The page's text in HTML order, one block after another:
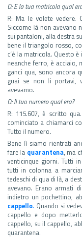
D: E la tua matricola qual
R: Ma le volete vedere.
Siccome là non avevano
sui pantaloni, alla destra
bene il triangolo rosso,
c’è la matricola. Questo
neanche ferro, è acciaio,
ganci qua, sono ancora
guai se non li portavi,
avevamo.
D: Il tuo numero qual era?
R: 115.607, è scritto
cominciato a chiamarci
Tutto il numero.
Bene lì siamo rientrati
fare la quarantena, ma
venticinque giorni. Tutti
tutti in colonna a
tedeschi di qua di là, a
avevano. Erano armati
indietro un pochettino,
cappello. Quando si
cappello e dopo
cappello, su il cappello,
quarantena.